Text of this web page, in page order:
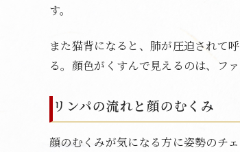
す。
また猫背になると、肺が圧迫されて
る。顔色がくすんで見えるのは、フ
リンパの流れと顔のむくみ
顔のむくみが気になる方に姿勢のチ